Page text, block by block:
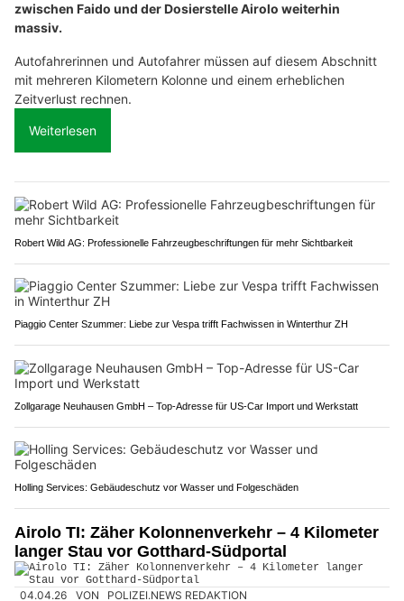
zwischen Faido und der Dosierstelle Airolo weiterhin
massiv.
Autofahrerinnen und Autofahrer müssen auf diesem Abschnitt
mit mehreren Kilometern Kolonne und einem erheblichen
Zeitverlust rechnen.
Weiterlesen
Robert Wild AG: Professionelle Fahrzeugbeschriftungen für mehr Sichtbarkeit
Piaggio Center Szummer: Liebe zur Vespa trifft Fachwissen in Winterthur ZH
Zollgarage Neuhausen GmbH – Top-Adresse für US-Car Import und Werkstatt
Holling Services: Gebäudeschutz vor Wasser und Folgeschäden
Airolo TI: Zäher Kolonnenverkehr – 4 Kilometer
langer Stau vor Gotthard-Südportal
04.04.26 VON POLIZEI.NEWS REDAKTION